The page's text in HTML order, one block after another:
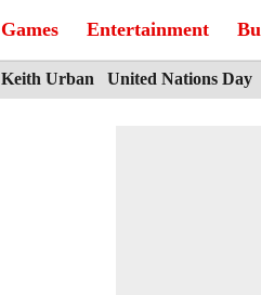
Games Entertainment
Keith Urban United Nations Day